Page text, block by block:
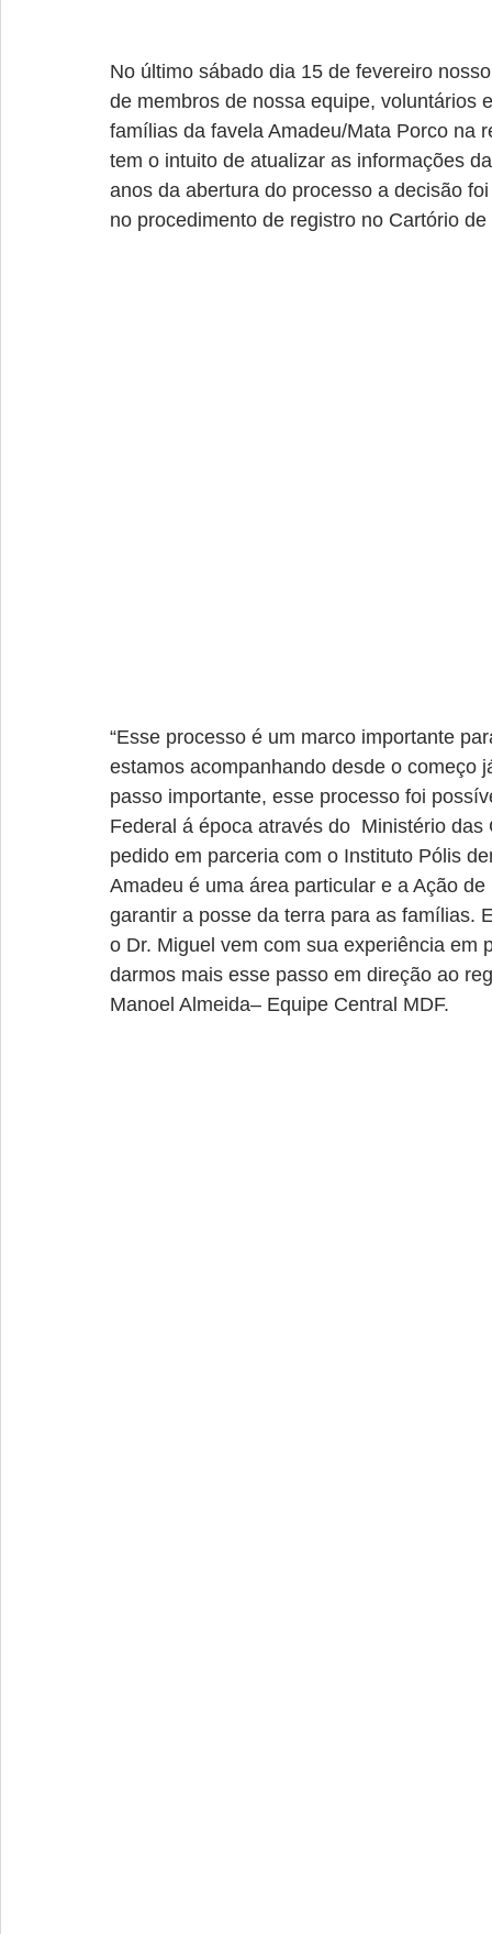
No último sábado dia 15 de fevereiro
de membros de nossa equipe, voluntários
famílias da favela Amadeu/Mata Porco na
tem o intuito de atualizar as informações
anos da abertura do processo a decisão
no procedimento de registro no Cartório
“Esse processo é um marco importante
estamos acompanhando desde o começo
passo importante, esse processo foi
Federal á época através do  Ministério
pedido em parceria com o Instituto Pólis
Amadeu é uma área particular e a Ação
garantir a posse da terra para as famílias.
o Dr. Miguel vem com sua experiência
darmos mais esse passo em direção ao
Manoel Almeida– Equipe Central MDF.